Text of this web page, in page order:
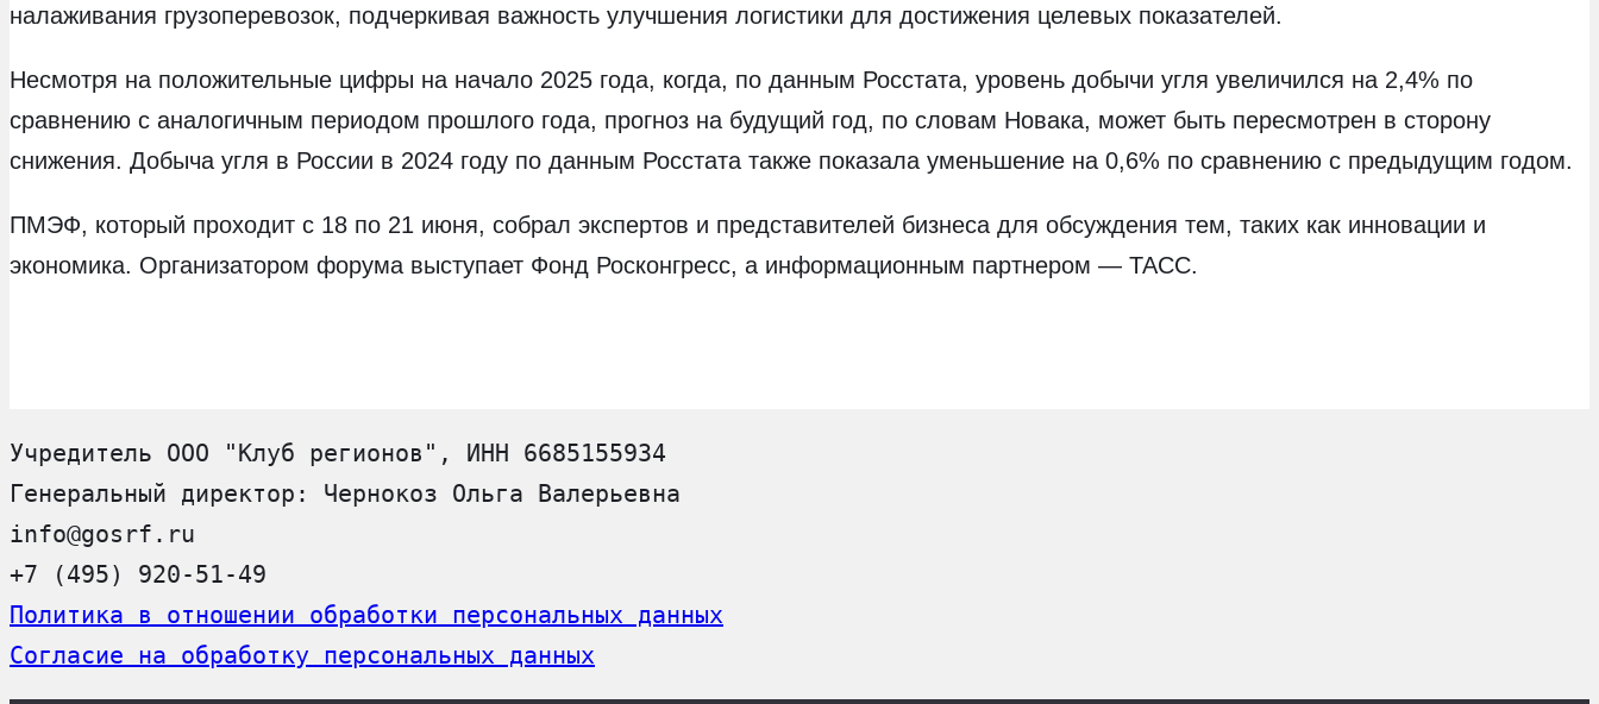
налаживания грузоперевозок, подчеркивая важность улучшения логистики для достижения целевых показателей.
Несмотря на положительные цифры на начало 2025 года, когда, по данным Росстата, уровень добычи угля увеличился на 2,4% по
сравнению с аналогичным периодом прошлого года, прогноз на будущий год, по словам Новака, может быть пересмотрен в сторону
снижения. Добыча угля в России в 2024 году по данным Росстата также показала уменьшение на 0,6% по сравнению с предыдущим годом.
ПМЭФ, который проходит с 18 по 21 июня, собрал экспертов и представителей бизнеса для обсуждения тем, таких как инновации и
экономика. Организатором форума выступает Фонд Росконгресс, а информационным партнером — ТАСС.
Учредитель ООО "Клуб регионов", ИНН 6685155934
Генеральный директор: Чернокоз Ольга Валерьевна
info@gosrf.ru
+7 (495) 920-51-49
Политика в отношении обработки персональных данных
Согласие на обработку персональных данных